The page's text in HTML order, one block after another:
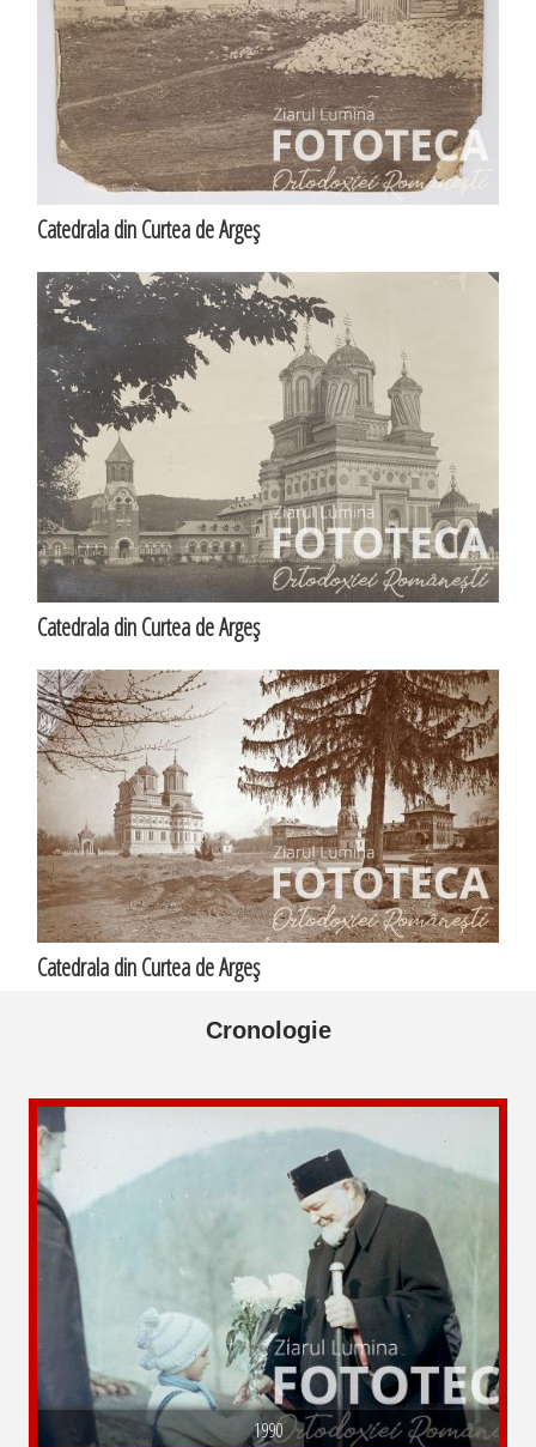
Catedrala din Curtea de Argeş
Catedrala din Curtea de Argeş
Catedrala din Curtea de Argeş
Cronologie
1990